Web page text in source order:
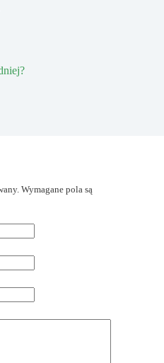
Wymagane pola są